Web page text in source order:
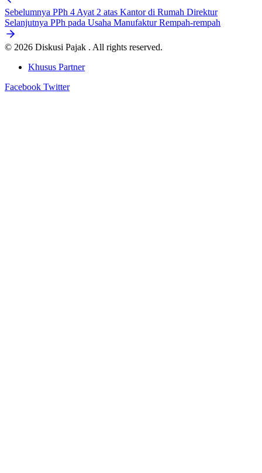
Sebelumnya PPh 4 Ayat 2 atas Kantor di Rumah Direktur
Selanjutnya PPh pada Usaha Manufaktur Rempah-rempah
© 2026 Diskusi Pajak . All rights reserved.
Khusus Partner
Facebook Twitter